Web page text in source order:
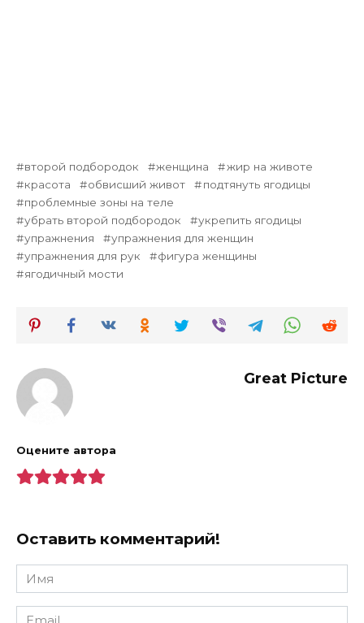
второй подбородок женщина
жир на животе
красота
обвисший живот
подтянуть ягодицы
проблемные зоны на теле
убрать второй подбородок
укрепить ягодицы
упражнения
упражнения для женщин
упражнения для рук
фигура женщины
ягодичный мости
Great Picture
Оцените автора
Оставить комментарий!
Имя
*
Email